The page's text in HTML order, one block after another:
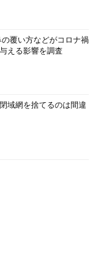
覆い方などがコロナ禍
える影響を調査
域網を捨てるのは間違